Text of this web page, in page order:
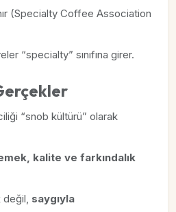
(Specialty Coffee Association
“specialty” sınıfına girer.
“snob kültürü” olarak
kalite ve farkındalık
değil, saygıyla